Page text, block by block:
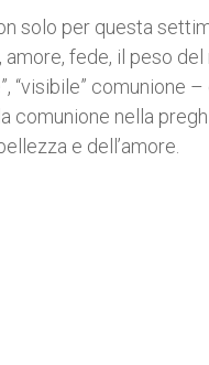
solo per questa
fede, il peso
“visibile” comunione
comunione nella
e dell’amore.